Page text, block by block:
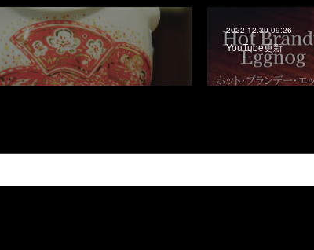
2022.12.30 09:26
YouTube更新